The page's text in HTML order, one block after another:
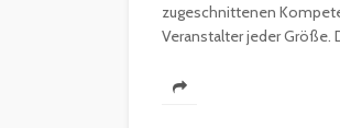
zugeschnittenen
Veranstalter jeder Größe.